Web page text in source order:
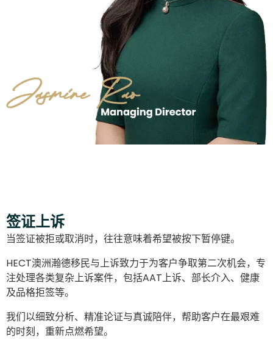
签证上诉
当签证被拒或取消时，往往意味着希望被按下暂停键。
HECT澳洲瀚德移民与上诉致力于为客户争取第二次机会，专
注处理各类复杂上诉案件，包括AAT上诉、部长介入、健康
及品格拒签等。
我们以细致分析、精准论证与真诚陪伴，帮助客户在最艰难
的时刻，重新点燃希望。